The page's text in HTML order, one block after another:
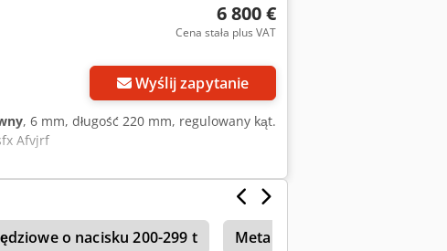
6 800 €
Cena stała plus VAT
Wyślij zapytanie
, 6 mm, długość 220 mm, regulowany kąt.
Afvjrf
o nacisku 200-299 t Metallkraft Akm 200-6 Vp